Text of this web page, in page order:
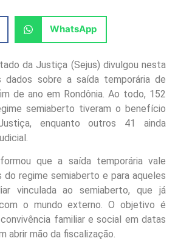
WhatsApp
da Justiça (Sejus) divulgou nesta
dados sobre a saída temporária de
de ano em Rondônia. Ao todo, 152
semiaberto tiveram o benefício
enquanto outros 41 ainda
que a saída temporária vale
do regime semiaberto e para aqueles
vinculada ao semiaberto, que já
o mundo externo. O objetivo é
familiar e social em datas
abrir mão da fiscalização.